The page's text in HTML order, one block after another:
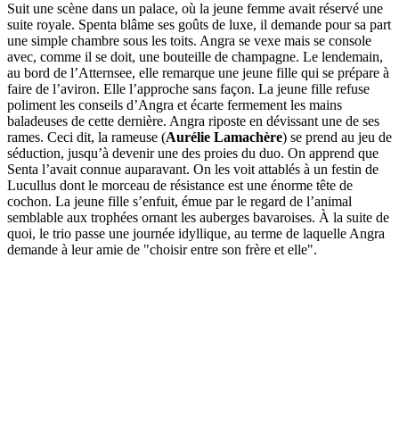
Suit une scène dans un palace, où la jeune femme avait réservé une
suite royale. Spenta blâme ses goûts de luxe, il demande pour sa part
une simple chambre sous les toits. Angra se vexe mais se console
avec, comme il se doit, une bouteille de champagne. Le lendemain,
au bord de l’Atternsee, elle remarque une jeune fille qui se prépare à
faire de l’aviron. Elle l’approche sans façon. La jeune fille refuse
poliment les conseils d’Angra et écarte fermement les mains
baladeuses de cette dernière. Angra riposte en dévissant une de ses
rames. Ceci dit, la rameuse (Aurélie Lamachère) se prend au jeu de
séduction, jusqu’à devenir une des proies du duo. On apprend que
Senta l’avait connue auparavant. On les voit attablés à un festin de
Lucullus dont le morceau de résistance est une énorme tête de
cochon. La jeune fille s’enfuit, émue par le regard de l’animal
semblable aux trophées ornant les auberges bavaroises. À la suite de
quoi, le trio passe une journée idyllique, au terme de laquelle Angra
demande à leur amie de "choisir entre son frère et elle".